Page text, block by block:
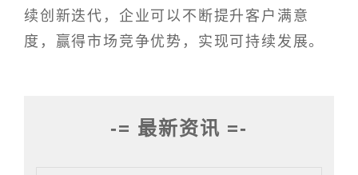
续创新迭代，企业可以不断提升客户满意
度，赢得市场竞争优势，实现可持续发展。
-= 最新资讯 =-